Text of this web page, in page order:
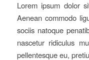
Lorem ipsum dolor
Aenean commodo
sociis natoque
nascetur ridiculus
pellentesque eu,